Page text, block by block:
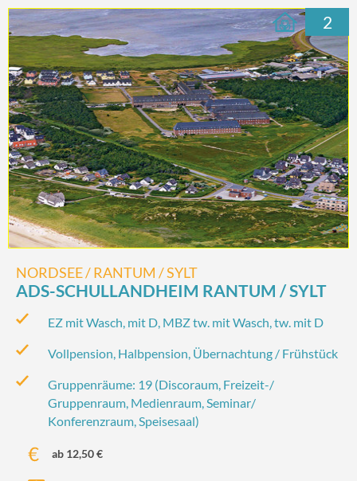
2
NORDSEE / RANTUM / SYLT
ADS-SCHULLANDHEIM RANTUM / SYLT
EZ mit Wasch, mit D, MBZ tw. mit Wasch, tw. mit D
Vollpension, Halbpension, Übernachtung / Frühstück
Gruppenräume: 19 (Discoraum, Freizeit-/‌
Gruppenraum, Medienraum, Seminar/‌
Konferenzraum, Speisesaal)
ab 12,50 €